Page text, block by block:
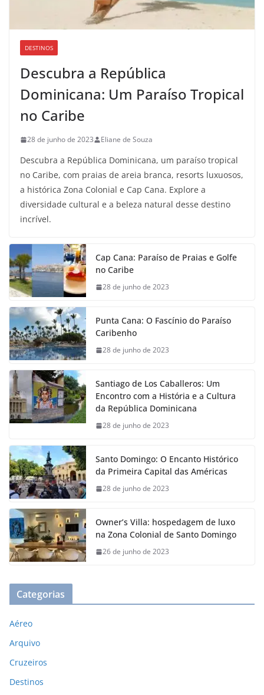
DESTINOS
Descubra a República
Dominicana: Um Paraíso Tropical
no Caribe
28 de junho de 2023 Eliane de Souza
Descubra a República Dominicana, um paraíso tropical
no Caribe, com praias de areia branca, resorts luxuosos,
a histórica Zona Colonial e Cap Cana. Explore a
diversidade cultural e a beleza natural desse destino
incrível.
Cap Cana: Paraíso de Praias e Golfe
no Caribe
28 de junho de 2023
Punta Cana: O Fascínio do Paraíso
Caribenho
28 de junho de 2023
Santiago de Los Caballeros: Um
Encontro com a História e a Cultura
da República Dominicana
28 de junho de 2023
Santo Domingo: O Encanto Histórico
da Primeira Capital das Américas
28 de junho de 2023
Owner’s Villa: hospedagem de luxo
na Zona Colonial de Santo Domingo
26 de junho de 2023
Categorias
Aéreo
Arquivo
Cruzeiros
Destinos